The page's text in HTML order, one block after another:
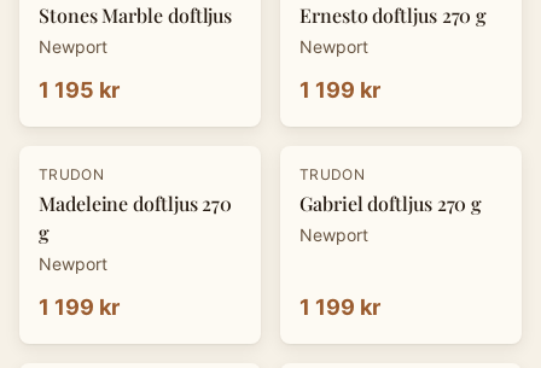
Stones Marble doftljus
Newport
1 195 kr
Ernesto doftljus 270 g
Newport
1 199 kr
TRUDON
Madeleine doftljus 270
g
Newport
1 199 kr
TRUDON
Gabriel doftljus 270 g
Newport
1 199 kr